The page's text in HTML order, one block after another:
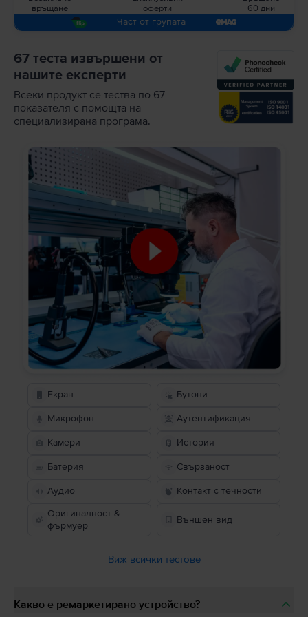
връщане
оферти
60 дни
Част от групата
67 теста извършени от
нашите експерти
Всеки продукт се тества по 67
показателя с помощта на
специализирана програма.
Екран Бутони
Микрофон Аутентификация
Камери История
Батерия Свързаност
Аудио
Контакт с течности
Оригиналност &
фърмуер
Външен вид
Виж всички тестове
Какво е ремаркетирано устройство?